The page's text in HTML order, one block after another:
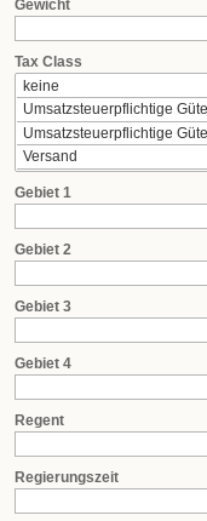
Gewicht
Tax Class
Gebiet 1
Gebiet 2
Gebiet 3
Gebiet 4
Regent
Regierungszeit